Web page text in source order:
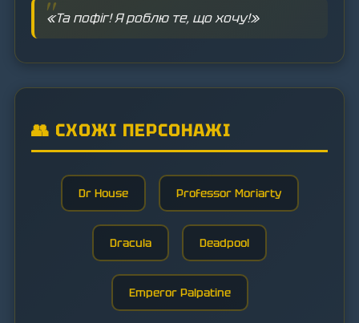
«Та пофіг! Я роблю те, що хочу!»
👥 СХОЖІ ПЕРСОНАЖІ
Dr House Professor Moriarty
Dracula Deadpool
Emperor Palpatine